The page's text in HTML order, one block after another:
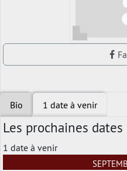
Bio 1 date à venir
Les prochaines dates
1 date à venir